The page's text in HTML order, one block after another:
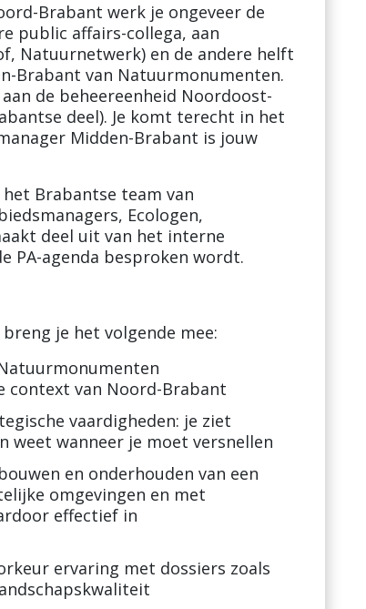
Brabant werk je ongeveer de
public affairs-collega, aan
Natuurnetwerk) en de andere helft
Brabant van Natuurmonumenten.
de beheereenheid Noordoost-
deel). Je komt terecht in het
Midden-Brabant is jouw
het Brabantse team van
Ecologen,
deel uit van het interne
PA-agenda besproken wordt.
je het volgende mee:
context van Noord-Brabant
vaardigheden: je ziet
wanneer je moet versnellen
en onderhouden van een
omgevingen en met
effectief in
ervaring met dossiers zoals